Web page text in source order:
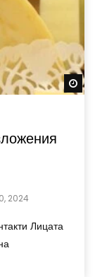
2024
Лицата